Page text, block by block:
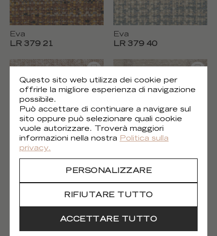
Eva
LR 379 21
Eva
LR 379 40
LR 380 12
Questo sito web utilizza dei cookie per
offrirle la migliore esperienza di navigazione
possibile.
Può accettare di continuare a navigare sul
sito oppure può selezionare quali cookie
vuole autorizzare. Troverà maggiori
informazioni nella nostra Politica sulla
privacy.
PERSONALIZZARE
RIFIUTARE TUTTO
ACCETTARE TUTTO